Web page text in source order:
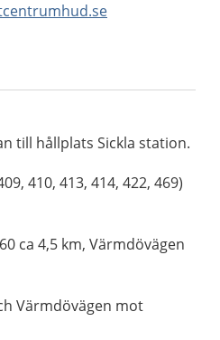
till hållplats Sickla station.
410, 413, 414, 422, 469)
ca 4,5 km, Värmdövägen
Värmdövägen mot